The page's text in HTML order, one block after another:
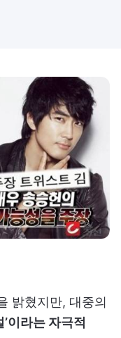
밝혔지만, 대중의
’이라는 자극적